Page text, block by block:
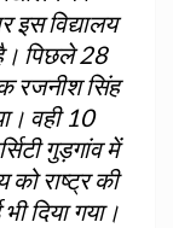
इस विद्यालय
है। पिछले 28
रजनीश सिंह
वही 10
गुड़गांव में
को राष्ट्र की
दिया गया।